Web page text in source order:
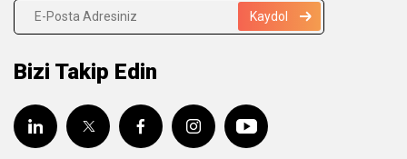
Kaydol
Bizi Takip Edin